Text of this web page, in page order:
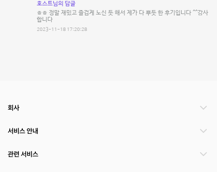
호스트님의 답글
ㅎㅎ 정말 재밌고 즐겁게 노신 듯 해서 제가 다 뿌듯 한 후기입니다 ^^감사
합니다
2023-11-18 17:20:28
회사
서비스 안내
관련 서비스